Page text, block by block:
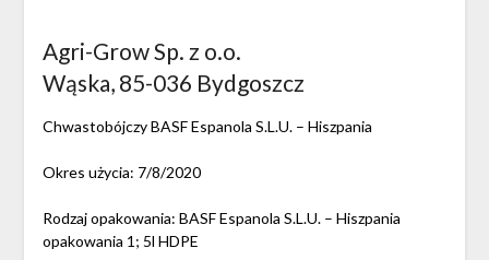
Agri-Grow Sp. z o.o.
Wąska, 85-036 Bydgoszcz
Chwastobójczy BASF Espanola S.L.U. – Hiszpania
Okres użycia: 7/8/2020
Rodzaj opakowania: BASF Espanola S.L.U. – Hiszpania
opakowania 1; 5l HDPE